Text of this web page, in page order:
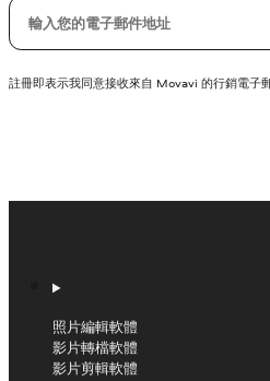
您的電子郵件
註冊即表示我同意接收來自 Movavi 的行銷電子
照片編輯軟體
影片轉檔軟體
影片剪輯軟體